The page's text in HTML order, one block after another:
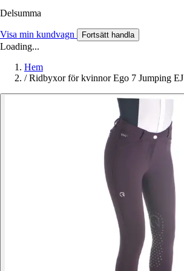
Delsumma
Visa min kundvagn Fortsätt handla
Loading...
Hem
/ Ridbyxor för kvinnor Ego 7 Jumping EJ